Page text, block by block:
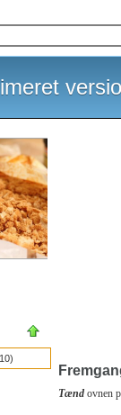
Tænd ovnen